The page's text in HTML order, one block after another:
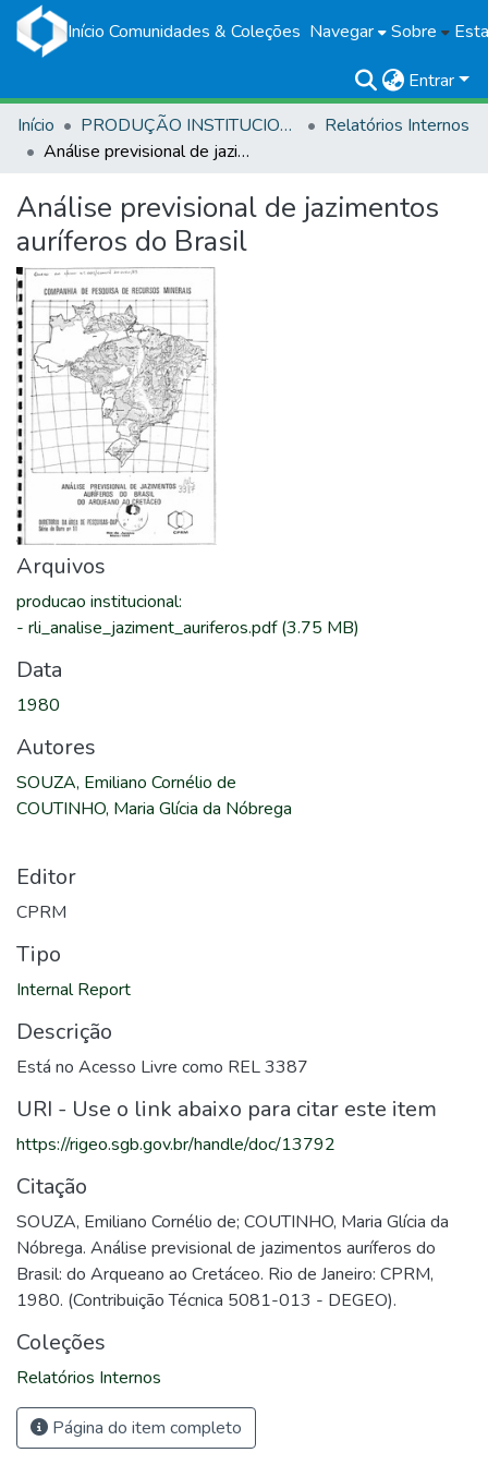
Início Comunidades & Coleções Navegar Sobre
Entrar
Início
PRODUÇÃO INSTITUCIONAL
Relatórios Internos
Análise previsional de jazimentos auríferos do Brasil
Análise previsional de jazimentos
auríferos do Brasil
Arquivos
producao institucional:
- rli_analise_jaziment_auriferos.pdf(3.75 MB)
Data
1980
Autores
SOUZA, Emiliano Cornélio de
COUTINHO, Maria Glícia da Nóbrega
Editor
CPRM
Tipo
Internal Report
Descrição
Está no Acesso Livre como REL 3387
URI - Use o link abaixo para citar este item
https://rigeo.sgb.gov.br/handle/doc/13792
Citação
SOUZA, Emiliano Cornélio de; COUTINHO, Maria Glícia da
Nóbrega. Análise previsional de jazimentos auríferos do
Brasil: do Arqueano ao Cretáceo. Rio de Janeiro: CPRM,
1980. (Contribuição Técnica 5081-013 - DEGEO).
Coleções
Relatórios Internos
Página do item completo